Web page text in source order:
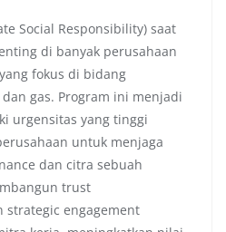
Social Responsibility) saat
di banyak perusahaan
fokus di bidang
gas. Program ini menjadi
urgensitas yang tinggi
untuk menjaga
dan citra sebuah
trust
strategic engagement